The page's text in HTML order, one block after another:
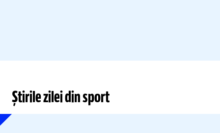
Știrile zilei din sport